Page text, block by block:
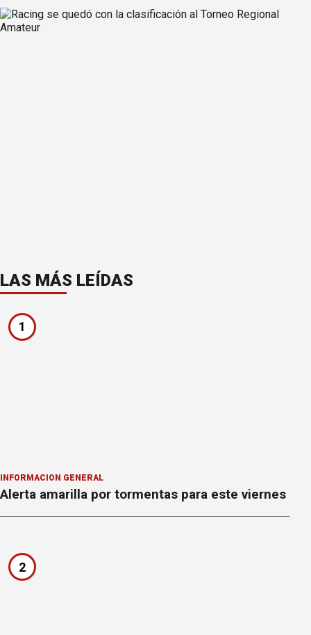
LAS MÁS LEÍDAS
1
INFORMACION GENERAL
Alerta amarilla por tormentas para este viernes
2